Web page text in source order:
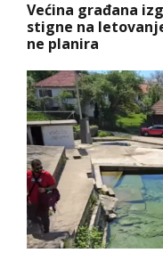
Većina građana
stigne na
ne planira